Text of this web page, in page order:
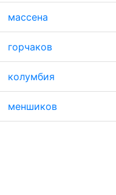
массена
горчаков
колумбия
меншиков